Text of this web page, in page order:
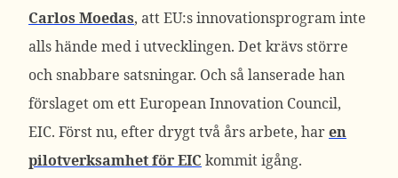
Carlos Moedas, att EU:s innovationsprogram inte
alls hände med i utvecklingen. Det krävs större
och snabbare satsningar. Och så lanserade han
förslaget om ett European Innovation Council,
EIC. Först nu, efter drygt två års arbete, haren
pilotverksamhet för EIC kommit igång.